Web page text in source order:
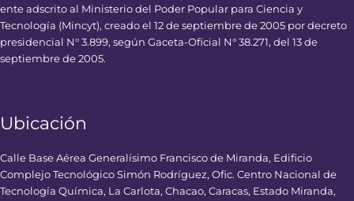
ente adscrito al Ministerio del Poder Popular para Ciencia y
Tecnología (Mincyt), creado el 12 de septiembre de 2005 por decreto
presidencial N° 3.899, según Gaceta-Oficial N° 38.271, del 13 de
septiembre de 2005.
Ubicación
Calle Base Aérea Generalísimo Francisco de Miranda, Edificio
Complejo Tecnológico Simón Rodríguez, Ofic. Centro Nacional de
Tecnología Química, La Carlota, Chacao, Caracas, Estado Miranda,